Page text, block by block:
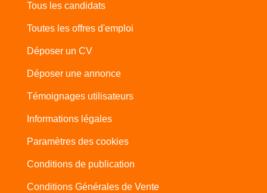
Tous les candidats
Toutes les offres d'emploi
Déposer un CV
Déposer une annonce
Témoignages utilisateurs
Informations légales
Paramètres des cookies
Conditions de publication
Conditions Générales de Vente